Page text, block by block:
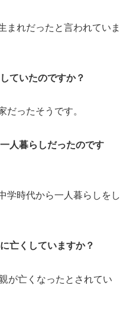
まれだったと言われていま
ていたのですか？
だったそうです。
人暮らしだったのです
学時代から一人暮らしをし
亡くしていますか？
が亡くなったとされてい